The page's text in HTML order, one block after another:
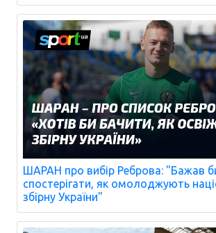
ШАРАН про вибір Реброва: "Бажав
спостерігати, як омолоджують
збірну України"